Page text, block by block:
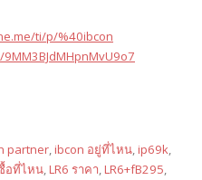
ti/p/%40ibcon
partner,ibcon อยู่ที่ไหน,ip69k,
อที่ไหน,LR6 ราคา,LR6+fB295,